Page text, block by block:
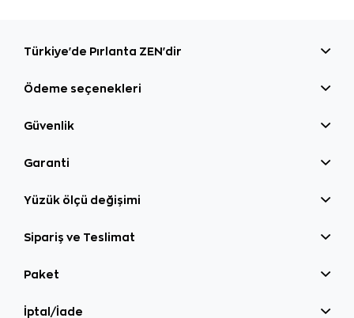
Türkiye'de Pırlanta ZEN'dir
Ödeme seçenekleri
Güvenlik
Garanti
Yüzük ölçü değişimi
Sipariş ve Teslimat
Paket
İptal/İade